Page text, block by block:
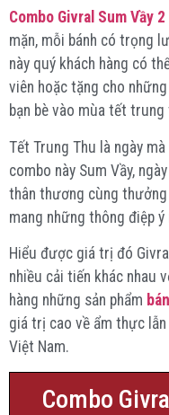
Combo Givral Sum Vầy 2
mặn, mỗi bánh có trọng
này quý khách hàng có
viên hoặc tặng cho
bạn bè vào mùa tết trung
Tết Trung Thu là ngày
combo này Sum Vầy,
thân thương cùng
mang những thông điệp
Hiểu được giá trị đó
nhiều cải tiến khác nhau
hàng những sản phẩm
giá trị cao về ẩm thực
Việt Nam.
Combo